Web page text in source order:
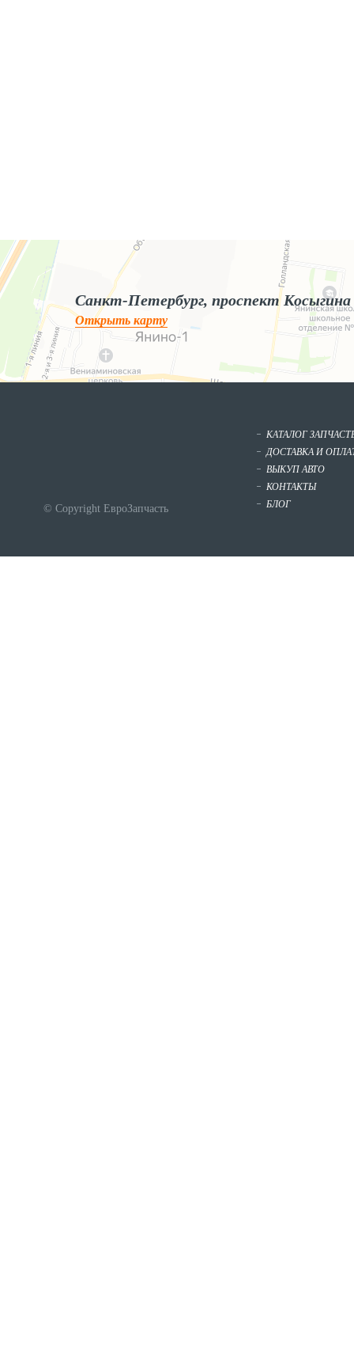
Яндекс.Карты
Яндекс.Карты — поиск мест и адресов, городской транспорт
Санкт-Петербург, проспект Косыгина
Открыть карту
© Copyright ЕвроЗапчасть
КАТАЛОГ
ДОСТАВКА И
ВЫКУП АВТО
КОНТАКТЫ
БЛОГ